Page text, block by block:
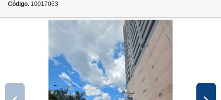
Código. 10017063